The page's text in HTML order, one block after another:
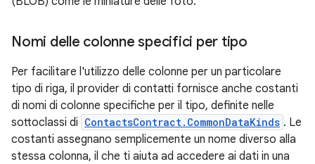
Nomi delle colonne specifici per tipo
Per facilitare l'utilizzo delle colonne per un particolare
tipo di riga, il provider di contatti fornisce anche costanti
di nomi di colonne specifiche per il tipo, definite nelle
sottoclassi di ContactsContract.CommonDataKinds . Le
costanti assegnano semplicemente un nome diverso alla
stessa colonna, il che ti aiuta ad accedere ai dati in una